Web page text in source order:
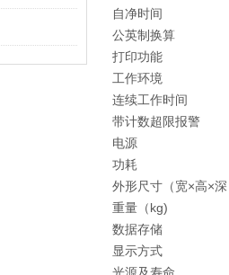
自净时间
公英制换算
打印功能
工作环境
连续工作时间
带计数超限报警
电源
功耗
外形尺寸（宽×高×
重量（kg)
数据存储
显示方式